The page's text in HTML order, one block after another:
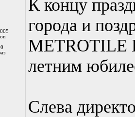
К концу
города и
METROTILE
летним
Слева